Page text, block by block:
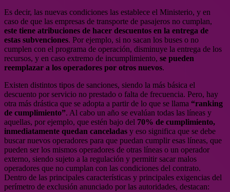
Es decir, las nuevas condiciones las establece el Ministerio, y en
caso de que las empresas de transporte de pasajeros no cumplan,
este tiene atribuciones de hacer descuentos en la entrega de
estas subvenciones. Por ejemplo, si no sacan los buses o no
cumplen con el programa de operación, disminuye la entrega de los
recursos, y en caso extremo de incumplimiento, se pueden
reemplazar a los operadores por otros nuevos.
Existen distintos tipos de sanciones, siendo la más básica el
descuento por servicio no prestado o falta de frecuencia. Pero, hay
otra más drástica que se adopta a partir de lo que se llama “ranking
de cumplimiento”. Al cabo un año se evalúan todas las líneas y
aquellas, por ejemplo, que estén bajo del 70% de cumplimiento,
inmediatamente quedan canceladas y eso significa que se debe
buscar nuevos operadores para que puedan cumplir esas líneas, que
pueden ser los mismos operadores de otras líneas o un operador
externo, siendo sujeto a la regulación y permitir sacar malos
operadores que no cumplan con las condiciones del contrato.
Dentro de las principales características y principales exigencias del
perímetro de exclusión anunciado por las autoridades, destacan: